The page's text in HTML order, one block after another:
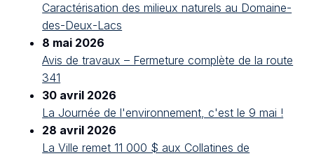
Caractérisation des milieux naturels au Domaine-
des-Deux-Lacs
8 mai 2026
Avis de travaux – Fermeture complète de la route
341
30 avril 2026
La Journée de l'environnement, c'est le 9 mai !
28 avril 2026
La Ville remet 11 000 $ aux Collatines de